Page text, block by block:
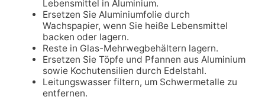
Lebensmittel in Aluminium.
Ersetzen Sie Aluminiumfolie durch
Wachspapier, wenn Sie heiße Lebensmittel
backen oder lagern.
Reste in Glas-Mehrwegbehältern lagern.
Ersetzen Sie Töpfe und Pfannen aus Aluminium
sowie Kochutensilien durch Edelstahl.
Leitungswasser filtern, um Schwermetalle zu
entfernen.